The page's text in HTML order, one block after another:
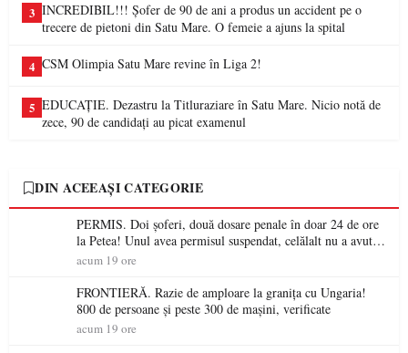
3 INCREDIBIL!!! Șofer de 90 de ani a produs un accident pe o
trecere de pietoni din Satu Mare. O femeie a ajuns la spital
4 CSM Olimpia Satu Mare revine în Liga 2!
5 EDUCAȚIE. Dezastru la Titluraziare în Satu Mare. Nicio notă de
zece, 90 de candidați au picat examenul
DIN ACEEAȘI CATEGORIE
PERMIS. Doi șoferi, două dosare penale în doar 24 de ore
la Petea! Unul avea permisul suspendat, celălalt nu a avut
niciodată permis
acum 19 ore
FRONTIERĂ. Razie de amploare la granița cu Ungaria!
800 de persoane și peste 300 de mașini, verificate
acum 19 ore